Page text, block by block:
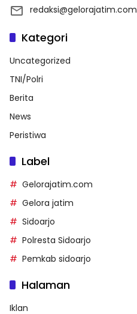
redaksi@gelorajatim.com
Kategori
Uncategorized
TNI/Polri
Berita
News
Peristiwa
Label
Gelorajatim.com
Gelora jatim
Sidoarjo
Polresta Sidoarjo
Pemkab sidoarjo
Halaman
Iklan